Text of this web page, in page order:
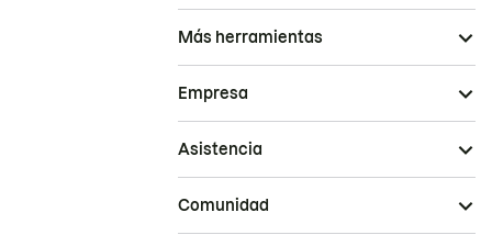
Más herramientas
Empresa
Asistencia
Comunidad